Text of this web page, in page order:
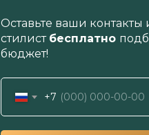
Оставьте ваши
стилист бесплатно
бюджет!
+7